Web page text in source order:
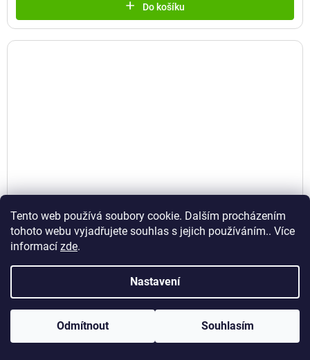
Tento web používá soubory cookie. Dalším procházením
tohoto webu vyjadřujete souhlas s jejich používáním.. Více
informací zde.
Nastavení
Odmítnout Souhlasím
Do košíku
Anlas 140/80-18 70R TT M+S Capra EXT Soft